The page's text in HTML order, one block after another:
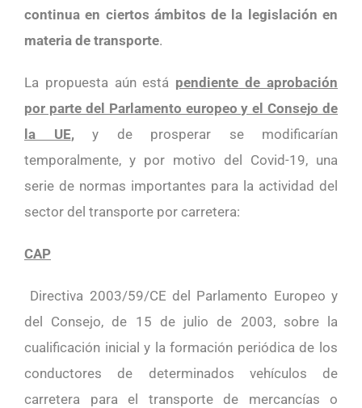
continua en ciertos ámbitos de la legislación en
materia de transporte.
La propuesta aún está pendiente de aprobación
por parte del Parlamento europeo y el Consejo de
la UE, y de prosperar se modificarían
temporalmente, y por motivo del Covid-19, una
serie de normas importantes para la actividad del
sector del transporte por carretera:
CAP
Directiva 2003/59/CE del Parlamento Europeo y
del Consejo, de 15 de julio de 2003, sobre la
cualificación inicial y la formación periódica de los
conductores de determinados vehículos de
carretera para el transporte de mercancías o